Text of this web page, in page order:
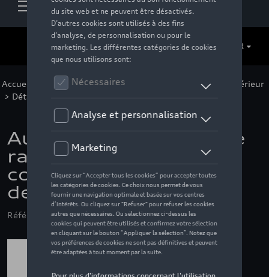
FR
Accueil Pour votre Audi > Confort et protection
Intérieur
> Détail
Audi Q4 E-Tron boîte de
rangement
compartiment poignée
de porte intérieure
Référence: AMT0852954961